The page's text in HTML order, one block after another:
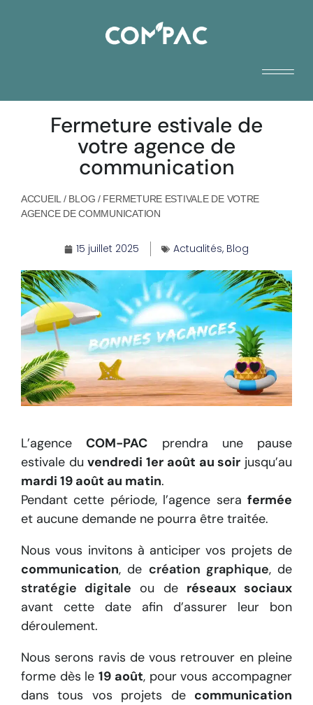
Fermeture estivale de
votre agence de
communication
ACCUEIL/ BLOG / FERMETURE ESTIVALE DE VOTRE
AGENCE DE COMMUNICATION
15 juillet 2025 Actualités, Blog
L’agenceCOM-PAC prendra une pause
estivale duvendredi 1er août au soir jusqu’au
mardi 19 août au matin.
Pendant cette période, l’agence sera fermée
et aucune demande ne pourra être traitée.
Nous vous invitons à anticiper vos projets de
communication, de création graphique, de
stratégie digitale ou de réseaux sociaux
avant cette date afin d’assurer leur bon
déroulement.
Nous serons ravis de vous retrouver en pleine
forme dès le19 août, pour vous accompagner
dans tous vos projets de communication